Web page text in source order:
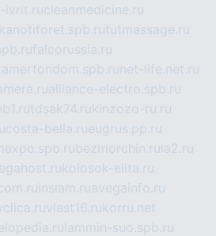
ivrit.rucleanmedicine.ru
kanotiforet.spb.rututmassage.ru
falcorussia.ru
net-life.net.ru
alliance-electro.spb.ru
tdsak74.rukinzozo-ru.ru
costa-bella.rueugrus.pp.ru
bezmorchin.ru ia2.ru
regahost.rukolosok-elita.ru
insiam.ruavegainfo.ru
vlast16.rukorru.net
lammin-suo.spb.ru